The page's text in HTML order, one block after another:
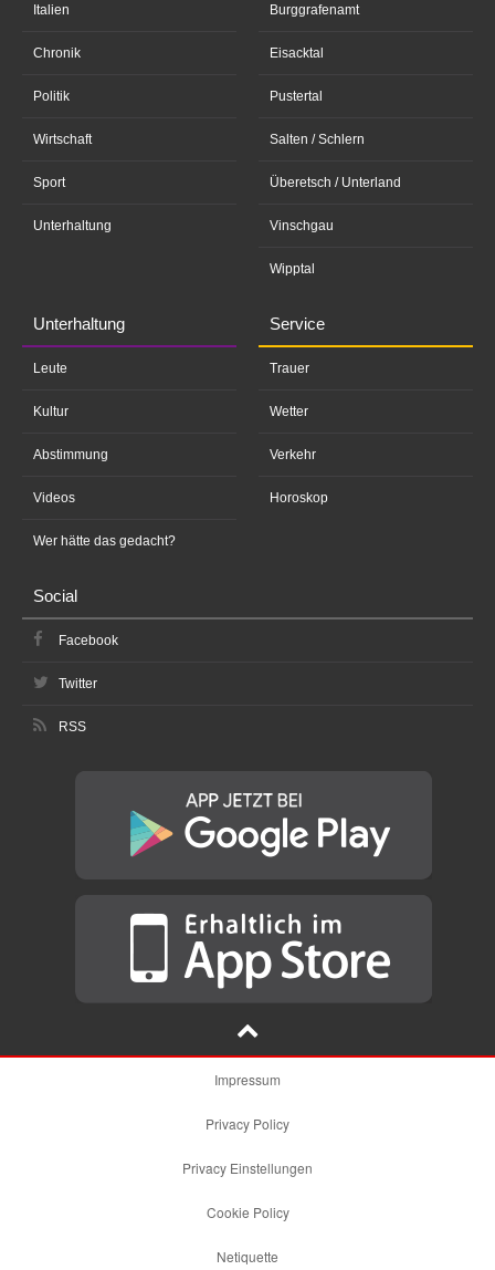
Italien
Chronik
Politik
Wirtschaft
Sport
Unterhaltung
Burggrafenamt
Eisacktal
Pustertal
Salten / Schlern
Überetsch / Unterland
Vinschgau
Wipptal
Unterhaltung
Leute
Kultur
Abstimmung
Videos
Wer hätte das gedacht?
Service
Trauer
Wetter
Verkehr
Horoskop
Social
Facebook
Twitter
RSS
Impressum
Privacy Policy
Privacy Einstellungen
Cookie Policy
Netiquette